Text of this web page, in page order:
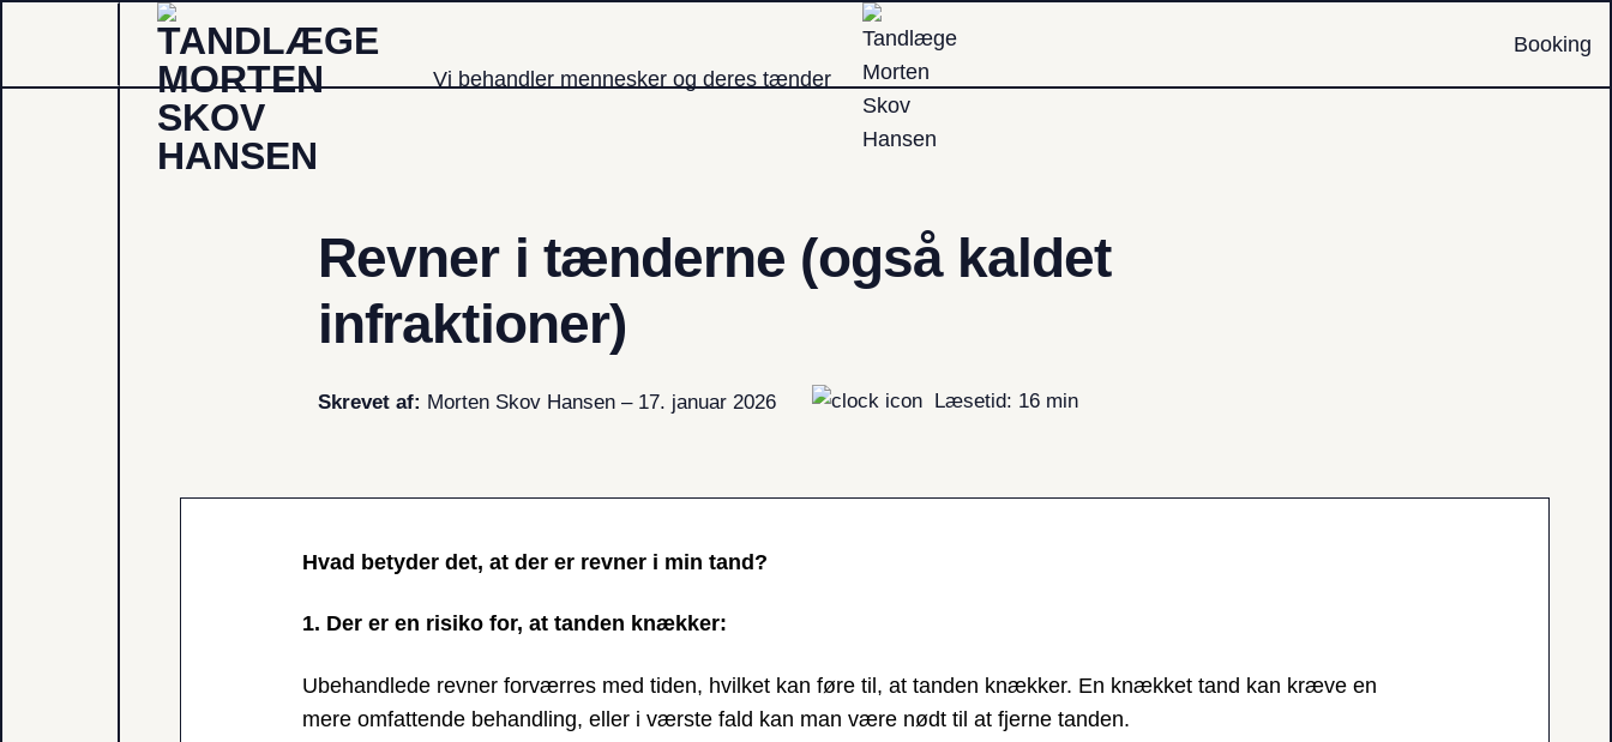
indhold
Vi behandler mennesker og deres tænder
Booking
Revner i tænderne (også kaldet
infraktioner)
Skrevet af: Morten Skov Hansen – 17. januar 2026 Læsetid: 16 min
Hvad betyder det, at der er revner i min tand?
1. Der er en risiko for, at tanden knækker:
Ubehandlede revner forværres med tiden, hvilket kan føre til, at tanden knækker. En knækket tand kan kræve en
mere omfattende behandling, eller i værste fald kan man være nødt til at fjerne tanden.